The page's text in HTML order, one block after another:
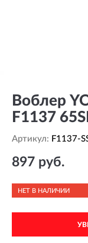
Воблер
F1137
Артикул: F1137-
897 руб.
НЕТ В НАЛИЧИИ